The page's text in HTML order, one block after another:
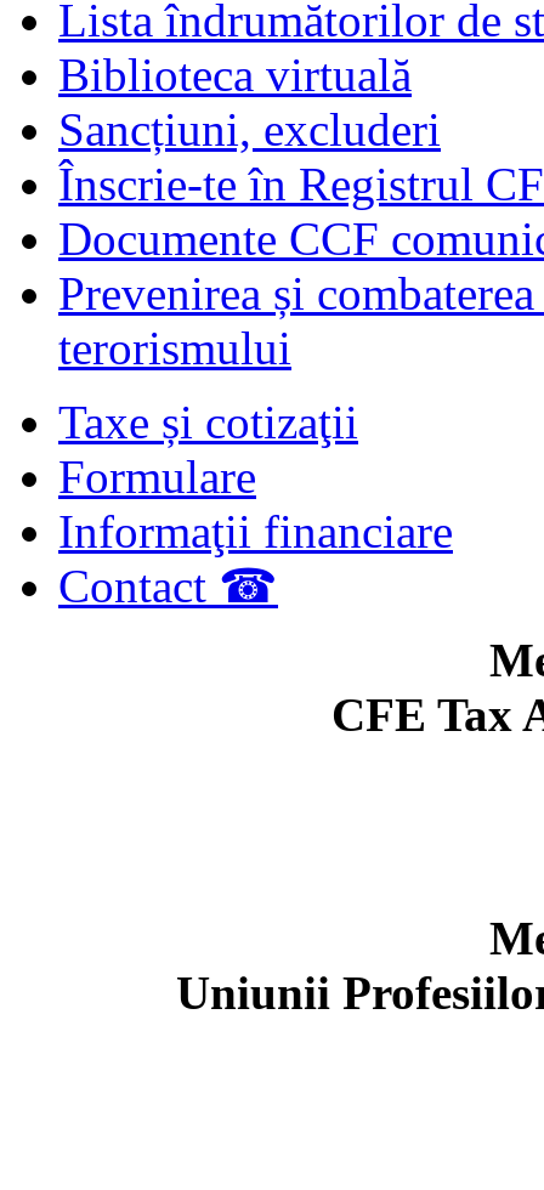
Lista îndrumătorilor de
Biblioteca virtuală
Sancțiuni, excluderi
Înscrie-te în Registrul
Documente CCF
Prevenirea și
terorismului
Taxe și cotizaţii
Formulare
Informaţii financiare
Contact ☎
CFE Tax
Uniunii